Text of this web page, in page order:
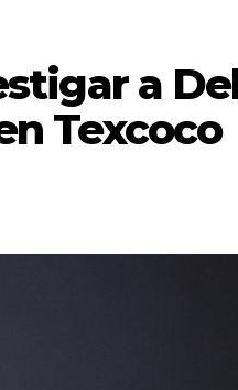
a
Texcoco